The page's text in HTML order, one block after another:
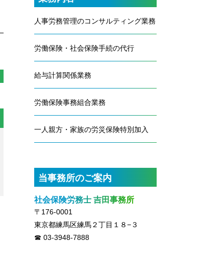
人事労務管理のコンサルティング業務
労働保険・社会保険手続の代行
給与計算関係業務
労働保険事務組合業務
一人親方・家族の労災保険特別加入
当事務所のご案内
社会保険労務士 吉田事務所
〒176-0001
東京都練馬区練馬２丁目１８−３
03-3948-7888